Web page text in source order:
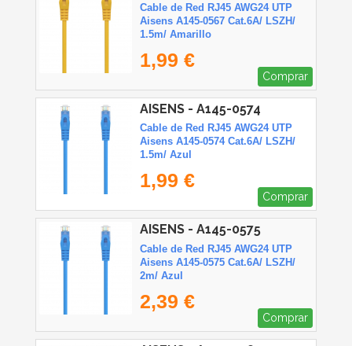
Cable de Red RJ45 AWG24 UTP
Aisens A145-0567 Cat.6A/ LSZH/
1.5m/ Amarillo
1,99 €
Comprar
AISENS - A145-0574
Cable de Red RJ45 AWG24 UTP
Aisens A145-0574 Cat.6A/ LSZH/
1.5m/ Azul
1,99 €
Comprar
AISENS - A145-0575
Cable de Red RJ45 AWG24 UTP
Aisens A145-0575 Cat.6A/ LSZH/
2m/ Azul
2,39 €
Comprar